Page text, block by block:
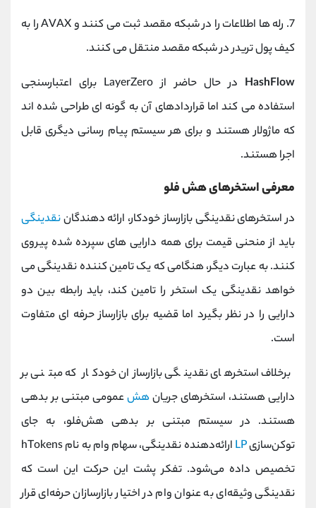
7. رله ها اطلاعات را در شبکه مقصد ثبت می کنند و AVAX را به
کیف پول تریدر در شبکه مقصد منتقل می کنند.
HashFlow
در حال حاضر از LayerZero برای اعتبارسنجی
استفاده می کند اما قراردادهای آن به گونه ای طراحی شده اند
که ماژولار هستند و برای هر سیستم پیام رسانی دیگری قابل
اجرا هستند.
معرفی استخرهای هش فلو
در استخرهای نقدینگی بازارساز خودکار، ارائه دهندگاننقدینگی
باید از منحنی قیمت برای همه دارایی های سپرده شده پیروی
کنند. به عبارت دیگر، هنگامی که یک تامین کننده نقدینگی می
خواهد نقدینگی یک استخر را تامین کند، باید رابطه بین دو
دارایی را در نظر بگیرد اما قضیه برای بازارساز حرفه ای متفاوت
است.
برخلاف استخرهای نقدینگی بازارسازان خودکار که مبتنی بر
دارایی هستند، استخرهای جریانهشعمومی مبتنی بر بدهی
هستند. در سیستم مبتنی بر بدهی هش‌فلو، به جای
توکن‌سازیLP
ارائه‌دهنده نقدینگی، سهام وام به نام hTokens
تخصیص داده می‌شود. تفکر پشت این حرکت این است که
نقدینگی وثیقه‌ای به عنوان وام در اختیار بازارسازان حرفه‌ای قرار